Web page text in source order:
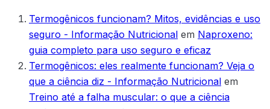
Termogênicos funcionam? Mitos, evidências e uso
seguro - Informação Nutricional em Naproxeno:
guia completo para uso seguro e eficaz
Termogênicos: eles realmente funcionam? Veja o
que a ciência diz - Informação Nutricional em
Treino até a falha muscular: o que a ciência